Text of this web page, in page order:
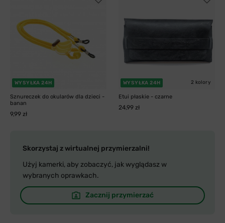
WYSYŁKA 24H
Sznureczek do okularów dla dzieci -
banan
9,99 zł
WYSYŁKA 24H 2 kolory
Etui płaskie - czarne
24,99 zł
Skorzystaj z wirtualnej przymierzalni!
Użyj kamerki, aby zobaczyć, jak wyglądasz w
wybranych oprawkach.
Zacznij przymierzać